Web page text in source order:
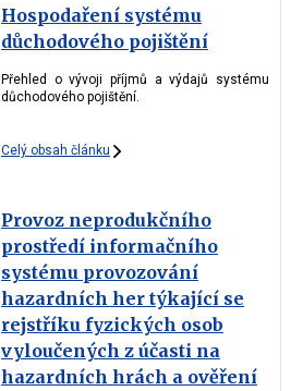
Hospodaření systému
důchodového pojištění
Přehled o vývoji příjmů a výdajů systému
důchodového pojištění.
Celý obsah článku
Provoz neprodukčního
prostředí informačního
systému provozování
hazardních her týkající se
rejstříku fyzických osob
vyloučených z účasti na
hazardních hrách a ověření